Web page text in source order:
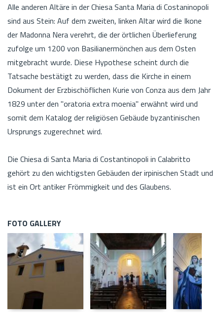
Alle anderen Altäre in der Chiesa Santa Maria di Costaninopoli
sind aus Stein: Auf dem zweiten, linken Altar wird die Ikone
der Madonna Nera verehrt, die der örtlichen Überlieferung
zufolge um 1200 von Basilianermönchen aus dem Osten
mitgebracht wurde. Diese Hypothese scheint durch die
Tatsache bestätigt zu werden, dass die Kirche in einem
Dokument der Erzbischöflichen Kurie von Conza aus dem Jahr
1829 unter den "oratoria extra moenia" erwähnt wird und
somit dem Katalog der religiösen Gebäude byzantinischen
Ursprungs zugerechnet wird.
Die Chiesa di Santa Maria di Costantinopoli in Calabritto
gehört zu den wichtigsten Gebäuden der irpinischen Stadt und
ist ein Ort antiker Frömmigkeit und des Glaubens.
FOTO GALLERY